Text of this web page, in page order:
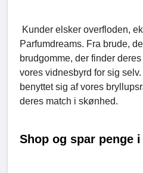
Kunder elsker overfloden,
Parfumdreams. Fra brude,
brudgomme, der finder
vores vidnesbyrd for sig
benyttet sig af vores
deres match i skønhed.
Shop og spar penge i